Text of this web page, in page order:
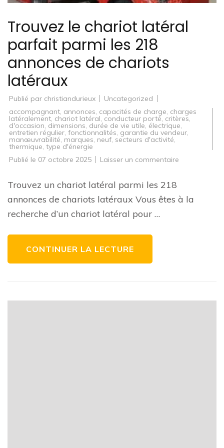
Trouvez le chariot latéral
parfait parmi les 218
annonces de chariots
latéraux
Publié par christiandurieux
Uncategorized
accompagnant, annonces, capacités de charge, charges
latéralement, chariot latéral, conducteur porté, critères,
d'occasion, dimensions, durée de vie utile, électrique,
entretien régulier, fonctionnalités, garantie du vendeur,
manœuvrabilité, marques, neuf, secteurs d'activité,
thermique, type d'énergie
Publié le 07 octobre 2025 Laisser un commentaire
parfait
parmi
Trouvez un chariot latéral parmi les 218
annonces de chariots latéraux Vous êtes à la
recherche d’un chariot latéral pour …
CONTINUER LA LECTURE